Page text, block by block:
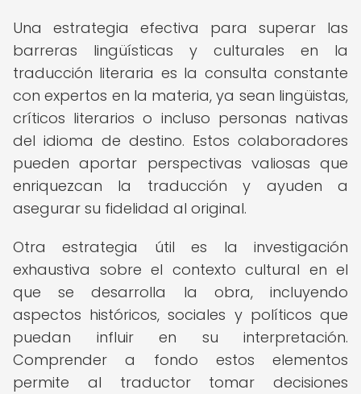
Una estrategia efectiva para superar las
barreras lingüísticas y culturales en la
traducción literaria es la consulta constante
con expertos en la materia, ya sean lingüistas,
críticos literarios o incluso personas nativas
del idioma de destino. Estos colaboradores
pueden aportar perspectivas valiosas que
enriquezcan la traducción y ayuden a
asegurar su fidelidad al original.
Otra estrategia útil es la investigación
exhaustiva sobre el contexto cultural en el
que se desarrolla la obra, incluyendo
aspectos históricos, sociales y políticos que
puedan influir en su interpretación.
Comprender a fondo estos elementos
permite al traductor tomar decisiones